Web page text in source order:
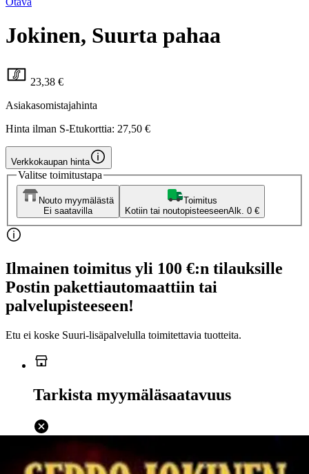
Jokinen, Suurta pahaa
23,38 €
Asiakasomistajahinta
Hinta ilman S-Etukorttia: 27,50 €
Verkkokaupan hinta
Valitse toimitustapa
Nouto myymälästä
Ei saatavilla
Toimitus
Kotiin tai noutopisteeseenAlk. 0 €
Ilmainen toimitus yli 100 €:n tilauksille
Postin pakettiautomaattiin tai
palvelupisteeseen!
Etu ei koske Suuri‑lisäpalvelulla toimitettavia tuotteita.
Tarkista myymäläsaatavuus